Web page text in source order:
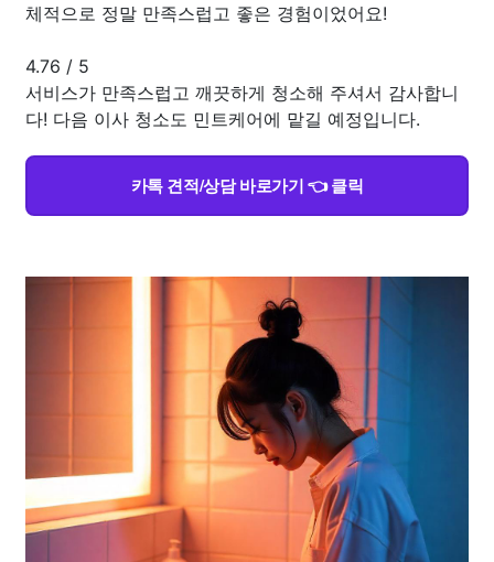
체적으로 정말 만족스럽고 좋은 경험이었어요!
4.76 / 5
서비스가 만족스럽고 깨끗하게 청소해 주셔서 감사합니
다! 다음 이사 청소도 민트케어에 맡길 예정입니다.
카톡 견적/상담 바로가기 👈 클릭